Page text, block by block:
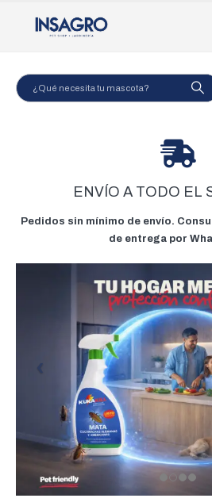
ENVÍO A TODO EL
Pedidos sin mínimo de envío.
de entrega por